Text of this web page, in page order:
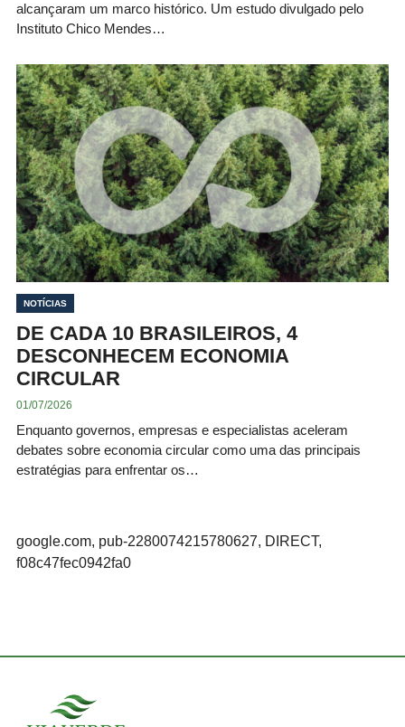
alcançaram um marco histórico. Um estudo divulgado pelo
Instituto Chico Mendes…
NOTÍCIAS
DE CADA 10 BRASILEIROS, 4
DESCONHECEM ECONOMIA
CIRCULAR
01/07/2026
Enquanto governos, empresas e especialistas aceleram
debates sobre economia circular como uma das principais
estratégias para enfrentar os…
google.com, pub-2280074215780627, DIRECT,
f08c47fec0942fa0